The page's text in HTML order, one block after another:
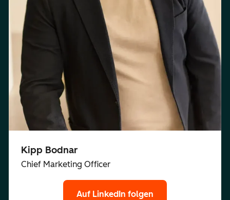
Kipp Bodnar
Chief Marketing Officer
Auf LinkedIn folgen